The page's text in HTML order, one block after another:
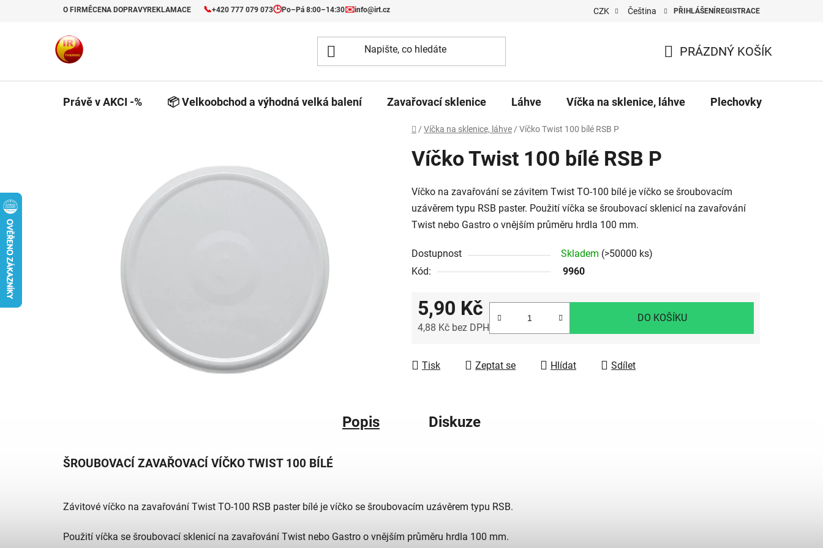
O FIRMĚCENA DOPRAVYREKLAMACE 📞+420 777 079 073🕒Po–Pá 8:00–14:30✉️info@irt.cz CZK Čeština PŘIHLÁŠENÍ REGISTRACE
KOŠÍK
PRÁZDNÝ KOŠÍK
Právě v AKCI -% 📦 Velkoobchod a výhodná velká balení Zavařovací sklenice Láhve Víčka na sklenice, láhve Plechovky
Domů
/ Víčka na sklenice, láhve / Víčko Twist 100 bílé RSB P
Víčko Twist 100 bílé RSB P
Víčko na zavařování se závitem Twist TO-100 bílé je víčko se šroubovacím
uzávěrem typu RSB paster. Použití víčka se šroubovací sklenicí na zavařování
Twist nebo Gastro o vnějším průměru hrdla 100 mm.
Dostupnost Skladem (>50000 ks)
Kód:
9960
5,90 Kč
4,88 Kč bez DPH
DO KOŠÍKU
Tisk Zeptat se Hlídat Sdílet
Popis Diskuze
ŠROUBOVACÍ ZAVAŘOVACÍ VÍČKO TWIST 100 BÍLÉ
Závitové víčko na zavařování Twist TO-100 RSB paster bílé je víčko se šroubovacím uzávěrem typu RSB.
Použití víčka se šroubovací sklenicí na zavařování Twist nebo Gastro o vnějším průměru hrdla 100 mm.